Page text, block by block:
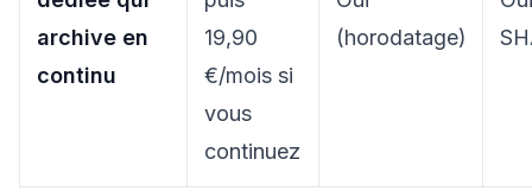
archive en
continu
19,90
€/mois si
vous
continuez
(horodatage)